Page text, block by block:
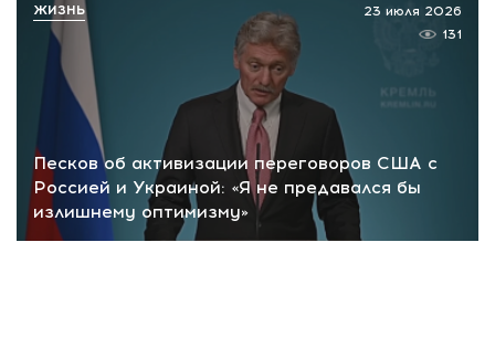
Песков об активизации переговоров США с
Россией и Украиной: «Я не предавался бы
излишнему оптимизму»
23 июля 2026
131
ЖИЗНЬ